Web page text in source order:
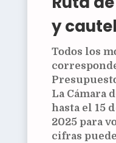
y
Todos los
La Cámara
hasta el 15
2025para
cifras